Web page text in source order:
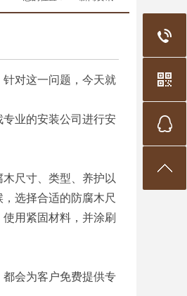
对这一问题，今天就
业的安装公司进行安
尺寸、类型、养护以
选择合适的防腐木尺
用紧固材料，并涂刷
会为客户免费提供专